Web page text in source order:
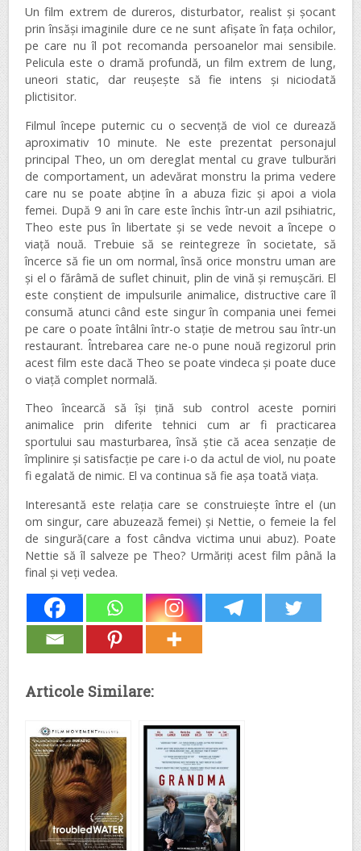
Un film extrem de dureros, disturbator, realist şi şocant
prin însăşi imaginile dure ce ne sunt afişate în faţa ochilor,
pe care nu îl pot recomanda persoanelor mai sensibile.
Pelicula este o dramă profundă, un film extrem de lung,
uneori static, dar reuşeşte să fie intens şi niciodată
plictisitor.
Filmul începe puternic cu o secvenţă de viol ce durează
aproximativ 10 minute. Ne este prezentat personajul
principal Theo, un om dereglat mental cu grave tulburări
de comportament, un adevărat monstru la prima vedere
care nu se poate abţine în a abuza fizic şi apoi a viola
femei. După 9 ani în care este închis într-un azil psihiatric,
Theo este pus în libertate şi se vede nevoit a începe o
viaţă nouă. Trebuie să se reintegreze în societate, să
încerce să fie un om normal, însă orice monstru uman are
şi el o fărâmă de suflet chinuit, plin de vină şi remuşcări. El
este conştient de impulsurile animalice, distructive care îl
consumă atunci când este singur în compania unei femei
pe care o poate întâlni într-o staţie de metrou sau într-un
restaurant. Întrebarea care ne-o pune nouă regizorul prin
acest film este dacă Theo se poate vindeca şi poate duce
o viaţă complet normală.
Theo încearcă să îşi ţină sub control aceste porniri
animalice prin diferite tehnici cum ar fi practicarea
sportului sau masturbarea, însă ştie că acea senzaţie de
împlinire şi satisfacţie pe care i-o da actul de viol, nu poate
fi egalată de nimic. El va continua să fie aşa toată viaţa.
Interesantă este relaţia care se construieşte între el (un
om singur, care abuzează femei) şi Nettie, o femeie la fel
de singură(care a fost cândva victima unui abuz). Poate
Nettie să îl salveze pe Theo? Urmăriţi acest film până la
final şi veţi vedea.
Articole Similare: